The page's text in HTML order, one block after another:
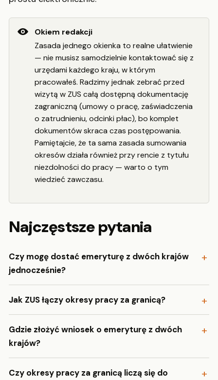
Okiem redakcji
Zasada jednego okienka to realne ułatwienie
— nie musisz samodzielnie kontaktować się z
urzędami każdego kraju, w którym
pracowałeś. Radzimy jednak zebrać przed
wizytą w ZUS całą dostępną dokumentację
zagraniczną (umowy o pracę, zaświadczenia
o zatrudnieniu, odcinki płac), bo komplet
dokumentów skraca czas postępowania.
Pamiętajcie, że ta sama zasada sumowania
okresów działa również przy rencie z tytułu
niezdolności do pracy — warto o tym
wiedzieć zawczasu.
Najczęstsze pytania
Czy mogę dostać emeryturę z dwóch krajów
jednocześnie?
Jak ZUS łączy okresy pracy za granicą?
Gdzie złożyć wniosek o emeryturę z dwóch
krajów?
Czy okresy pracy za granicą liczą się do